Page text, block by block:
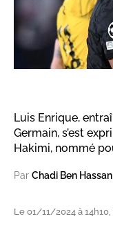
Luis Enrique,
Germain, s’est
Hakimi, nommé
Par Chadi Ben Hassan
Le 01/11/2024 à